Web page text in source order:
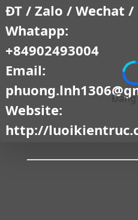
ĐT / Zalo / Wechat /
Whatapp:
+84902493004
Email:
Website:
http://
Đang